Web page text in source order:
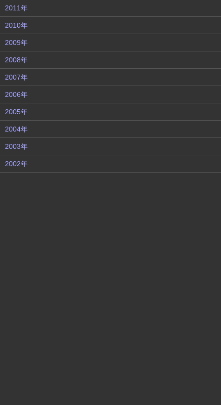
2011年
2010年
2009年
2008年
2007年
2006年
2005年
2004年
2003年
2002年